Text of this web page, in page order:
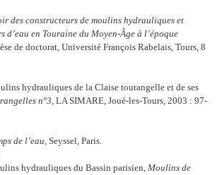
des constructeurs de moulins hydrauliques et
d’eau en Touraine du Moyen-Âge à l’époque
de doctorat, Université François Rabelais, Tours, 8
hydrauliques de la Claise tourangelle et de ses
n°3, LA SIMARE, Joué-les-Tours, 2003 : 97-
de l’eau, Seyssel, Paris.
hydrauliques du Bassin parisien, Moulins de